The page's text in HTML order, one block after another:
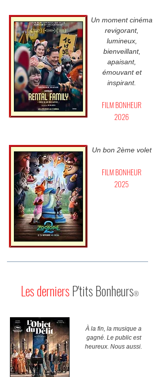
Un moment cinéma
revigorant,
lumineux,
bienveillant,
apaisant,
émouvant et
inspirant.
FILM BONHEUR
2026
Un bon 2ème volet
FILM BONHEUR
2025
Les derniersP'tits Bonheurs®
À la fin, la musique a
gagné. Le public est
heureux. Nous aussi.